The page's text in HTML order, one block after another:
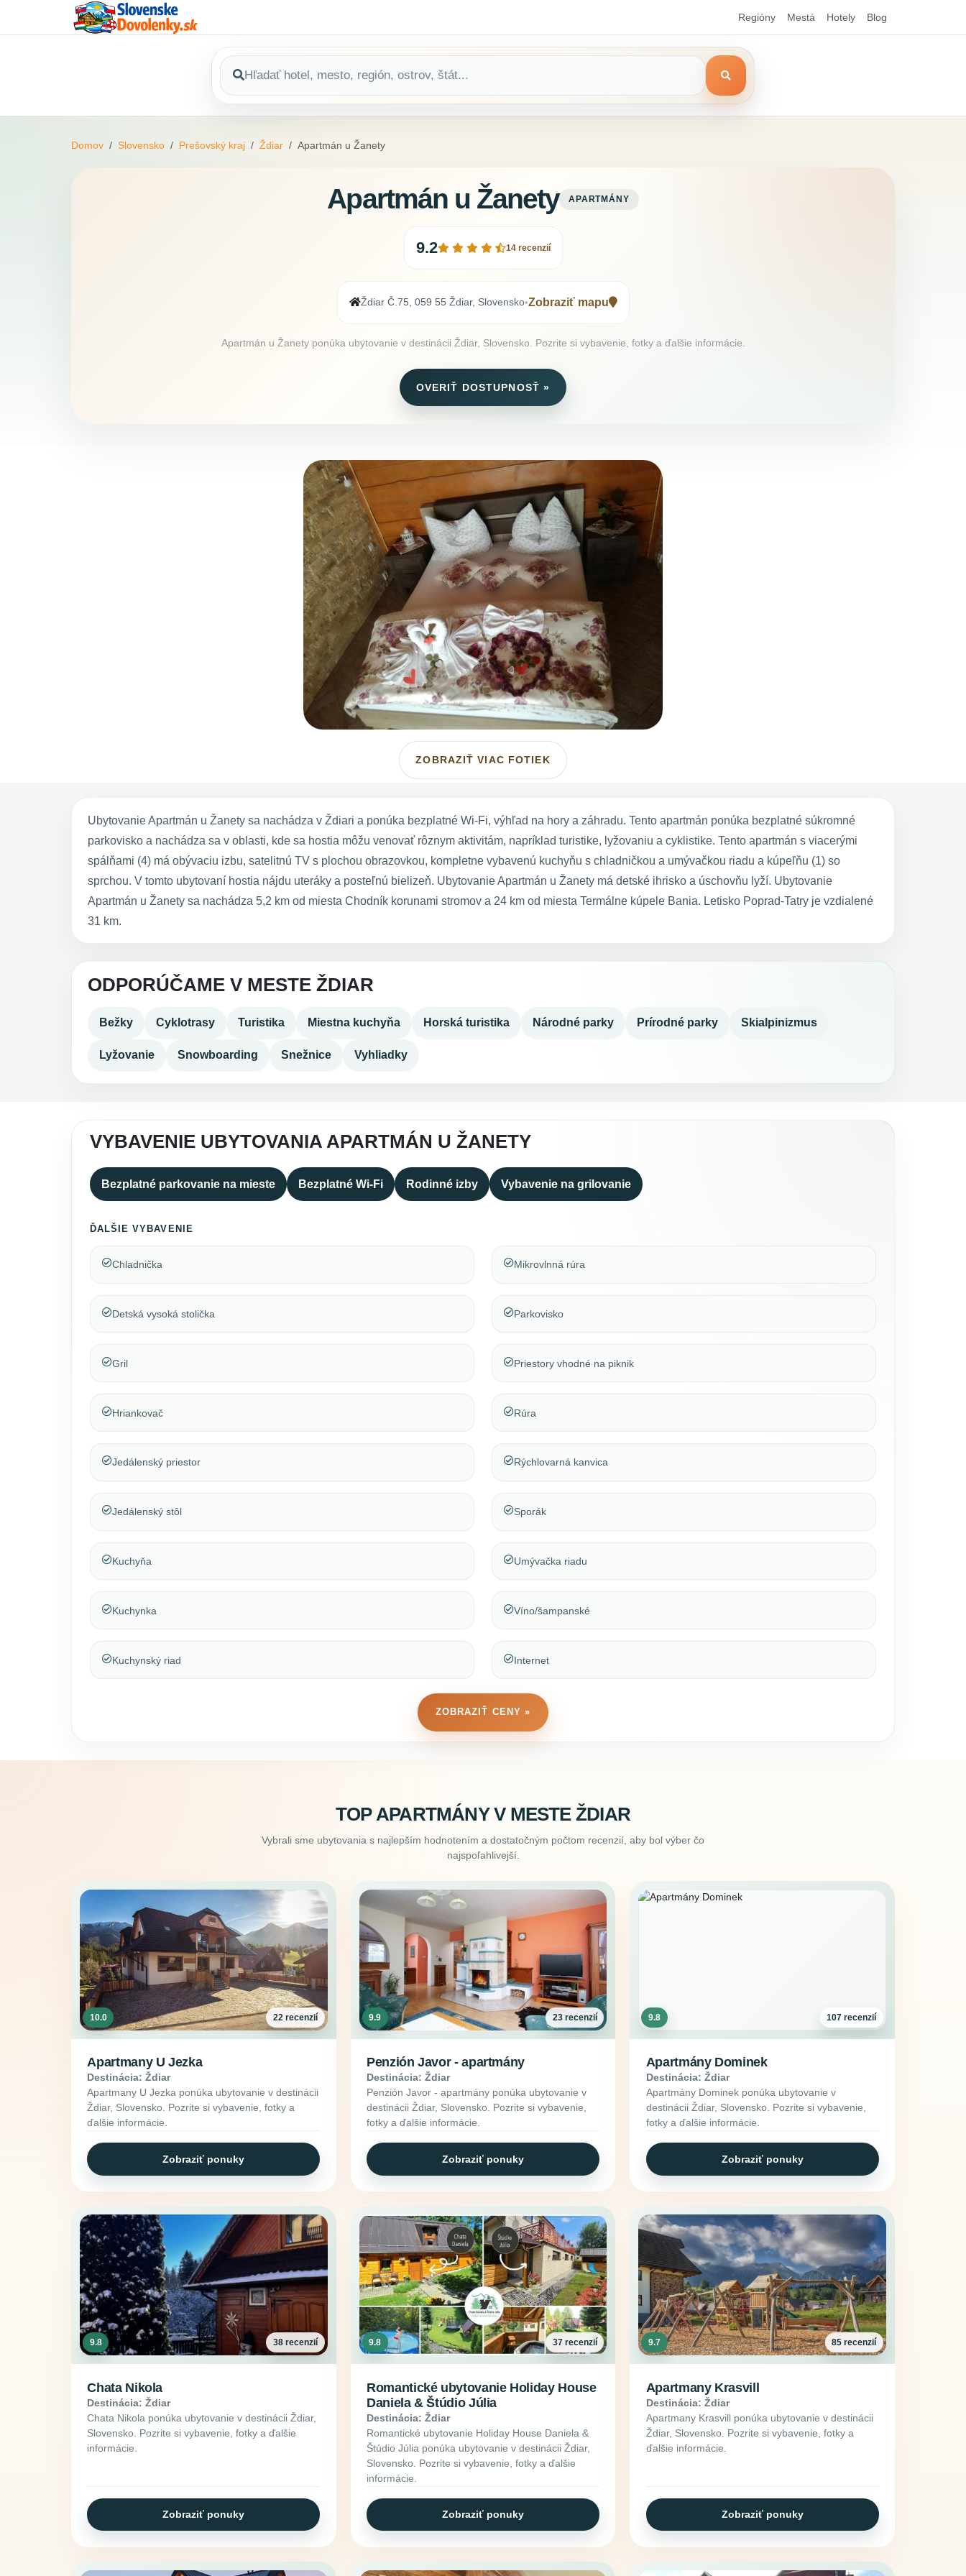
Regióny Mestá Hotely Blog
Domov Slovensko Prešovský kraj Ždiar Apartmán u Žanety
Apartmán u Žanety APARTMÁNY
9.2 14 recenzií
Ždiar Č.75, 059 55 Ždiar, Slovensko•Zobraziť mapu
Apartmán u Žanety ponúka ubytovanie v destinácii Ždiar, Slovensko. Pozrite si vybavenie, fotky a ďalšie informácie.
OVERIŤ DOSTUPNOSŤ »
ZOBRAZIŤ VIAC FOTIEK
Ubytovanie Apartmán u Žanety sa nachádza v Ždiari a ponúka bezplatné Wi-Fi, výhľad na hory a záhradu. Tento apartmán ponúka bezplatné súkromné
parkovisko a nachádza sa v oblasti, kde sa hostia môžu venovať rôznym aktivitám, napríklad turistike, lyžovaniu a cyklistike. Tento apartmán s viacerými
spálňami (4) má obývaciu izbu, satelitnú TV s plochou obrazovkou, kompletne vybavenú kuchyňu s chladničkou a umývačkou riadu a kúpeľňu (1) so
sprchou. V tomto ubytovaní hostia nájdu uteráky a posteľnú bielizeň. Ubytovanie Apartmán u Žanety má detské ihrisko a úschovňu lyží. Ubytovanie
Apartmán u Žanety sa nachádza 5,2 km od miesta Chodník korunami stromov a 24 km od miesta Termálne kúpele Bania. Letisko Poprad-Tatry je vzdialené
31 km.
ODPORÚČAME V MESTE ŽDIAR
Bežky Cyklotrasy Turistika Miestna kuchyňa Horská turistika Národné parky Prírodné parky Skialpinizmus
Lyžovanie Snowboarding Snežnice Vyhliadky
VYBAVENIE UBYTOVANIA APARTMÁN U ŽANETY
Bezplatné parkovanie na mieste Bezplatné Wi-Fi Rodinné izby Vybavenie na grilovanie
ĎALŠIE VYBAVENIE
Chladnička
Detská vysoká stolička
Gril
Hriankovač
Jedálenský priestor
Jedálenský stôl
Kuchyňa
Kuchynka
Kuchynský riad
Mikrovlnná rúra
Parkovisko
Priestory vhodné na piknik
Rúra
Rýchlovarná kanvica
Sporák
Umývačka riadu
Víno/šampanské
Internet
ZOBRAZIŤ CENY »
TOP APARTMÁNY V MESTE ŽDIAR
Vybrali sme ubytovania s najlepším hodnotením a dostatočným počtom recenzií, aby bol výber čo
najspoľahlivejší.
10.0 22 recenzií
Apartmany U Jezka
Destinácia: Ždiar
Apartmany U Jezka ponúka ubytovanie v destinácii
Ždiar, Slovensko. Pozrite si vybavenie, fotky a
ďalšie informácie.
Zobraziť ponuky
9.9 23 recenzií
Penzión Javor - apartmány
Destinácia: Ždiar
Penzión Javor - apartmány ponúka ubytovanie v
destinácii Ždiar, Slovensko. Pozrite si vybavenie,
fotky a ďalšie informácie.
Zobraziť ponuky
9.8 107 recenzií
Apartmány Dominek
Destinácia: Ždiar
Apartmány Dominek ponúka ubytovanie v
destinácii Ždiar, Slovensko. Pozrite si vybavenie,
fotky a ďalšie informácie.
Zobraziť ponuky
9.8 38 recenzií
Chata Nikola
Destinácia: Ždiar
Chata Nikola ponúka ubytovanie v destinácii Ždiar,
Slovensko. Pozrite si vybavenie, fotky a ďalšie
informácie.
Zobraziť ponuky
9.8 37 recenzií
Romantické ubytovanie Holiday House
Daniela & Štúdio Júlia
Destinácia: Ždiar
Romantické ubytovanie Holiday House Daniela &
Štúdio Júlia ponúka ubytovanie v destinácii Ždiar,
Slovensko. Pozrite si vybavenie, fotky a ďalšie
informácie.
Zobraziť ponuky
9.7 85 recenzií
Apartmany Krasvill
Destinácia: Ždiar
Apartmany Krasvill ponúka ubytovanie v destinácii
Ždiar, Slovensko. Pozrite si vybavenie, fotky a
ďalšie informácie.
Zobraziť ponuky